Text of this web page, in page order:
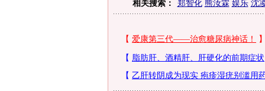
相关搜索： 郑智化 熊汝霖 娱乐 沈